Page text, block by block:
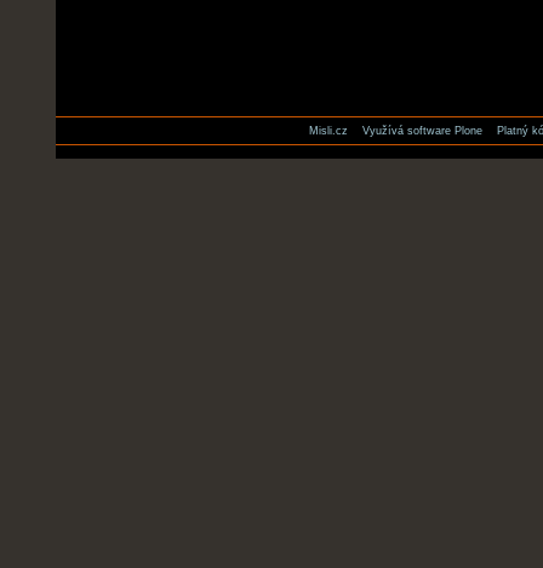
Misli.cz Využívá software Plone Platný